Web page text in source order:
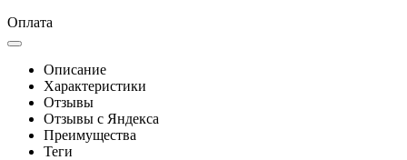
Оплата
Описание
Характеристики
Отзывы
Отзывы с Яндекса
Преимущества
Теги